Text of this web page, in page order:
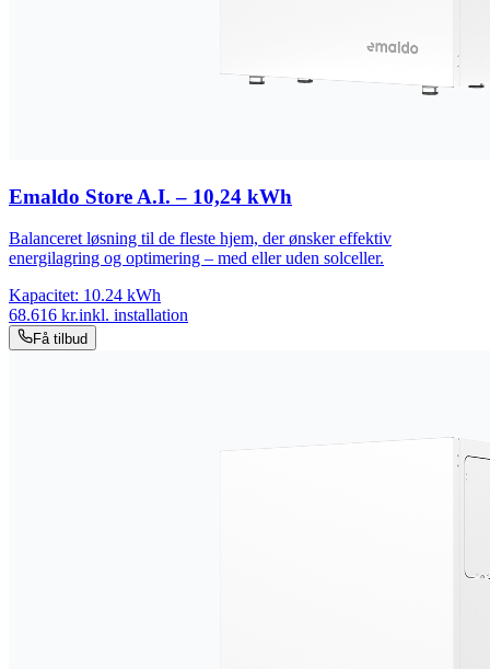
Emaldo Store A.I. – 10,24 kWh
Balanceret løsning til de fleste hjem, der ønsker effektiv
energilagring og optimering – med eller uden solceller.
Kapacitet: 10.24 kWh
68.616 kr.inkl. installation
Få tilbud